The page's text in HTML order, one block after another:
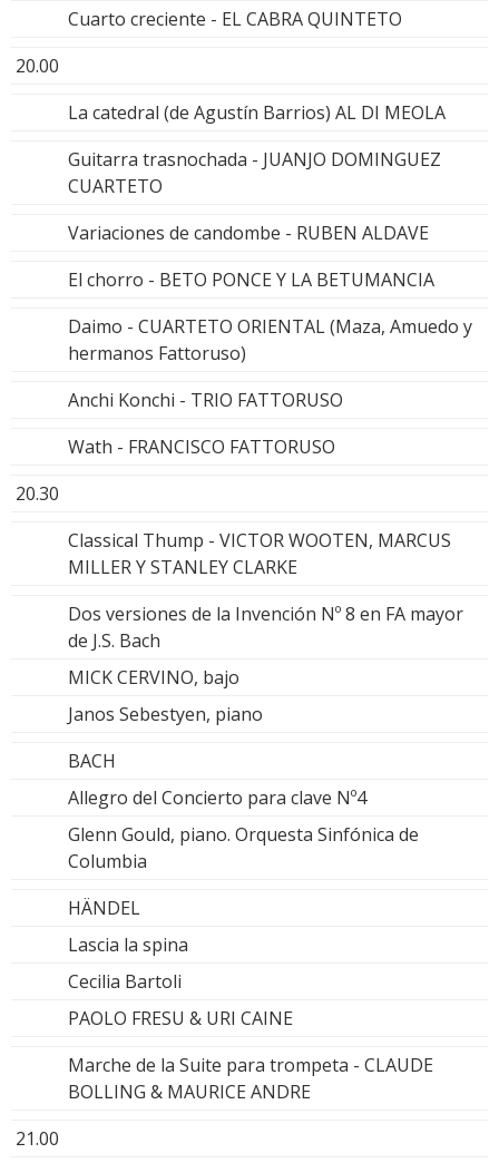
Cuarto creciente - EL CABRA QUINTETO
20.00
La catedral (de Agustín Barrios) AL DI MEOLA
Guitarra trasnochada - JUANJO DOMINGUEZ
CUARTETO
Variaciones de candombe - RUBEN ALDAVE
El chorro - BETO PONCE Y LA BETUMANCIA
Daimo - CUARTETO ORIENTAL (Maza, Amuedo y
hermanos Fattoruso)
Anchi Konchi - TRIO FATTORUSO
Wath - FRANCISCO FATTORUSO
20.30
Classical Thump - VICTOR WOOTEN, MARCUS
MILLER Y STANLEY CLARKE
Dos versiones de la Invención Nº 8 en FA mayor
de J.S. Bach
MICK CERVINO, bajo
Janos Sebestyen, piano
BACH
Allegro del Concierto para clave Nº4
Glenn Gould, piano. Orquesta Sinfónica de
Columbia
HÄNDEL
Lascia la spina
Cecilia Bartoli
PAOLO FRESU & URI CAINE
Marche de la Suite para trompeta - CLAUDE
BOLLING & MAURICE ANDRE
21.00